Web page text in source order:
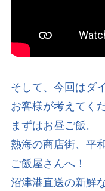
そして、今回はダ
お客様が考えてく
まずはお昼ご飯。
熱海の商店街、平
ご飯屋さんへ！
沼津港直送の新鮮